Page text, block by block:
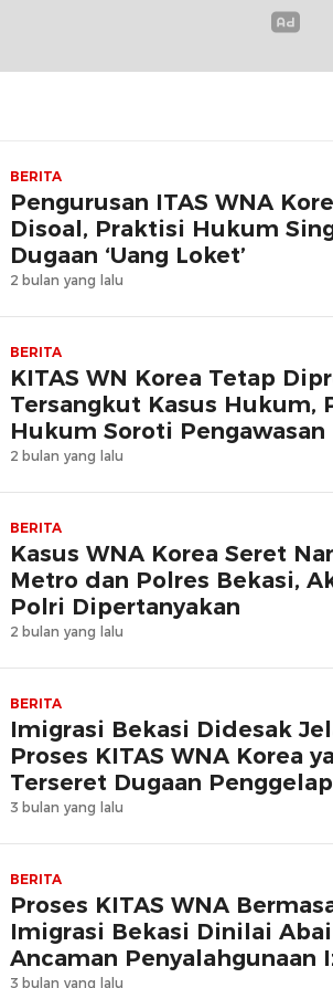
BERITA
Pengurusan ITAS WNA
Disoal, Praktisi Hukum
Dugaan ‘Uang Loket’
2 bulan yang lalu
BERITA
KITAS WN Korea Tetap
Tersangkut Kasus Hukum,
Hukum Soroti
2 bulan yang lalu
BERITA
Kasus WNA Korea Seret
Metro dan Polres Bekasi,
Polri Dipertanyakan
2 bulan yang lalu
BERITA
Imigrasi Bekasi Didesak
Proses KITAS WNA Korea
Terseret Dugaan
3 bulan yang lalu
BERITA
Proses KITAS WNA
Imigrasi Bekasi Dinilai
Ancaman Penyalahgunaan
3 bulan yang lalu